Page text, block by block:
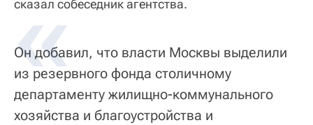
сказал собеседник агентства.
Он добавил, что власти Москвы выделили
из резервного фонда столичному
департаменту жилищно-коммунального
хозяйства и благоустройства и